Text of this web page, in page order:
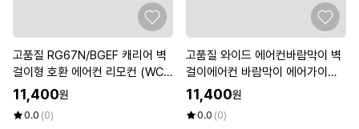
고품질 RG67N/BGEF 캐리어 벽
걸이형 호환 에어컨 리모컨 (WC9
E697)
11,400원
0.0 (0)
고품질 와이드 에어컨바람막이 벽
걸이에어컨 바람막이 에어가이드
에어컨막이 (WC2CB83)
11,400원
0.0 (0)